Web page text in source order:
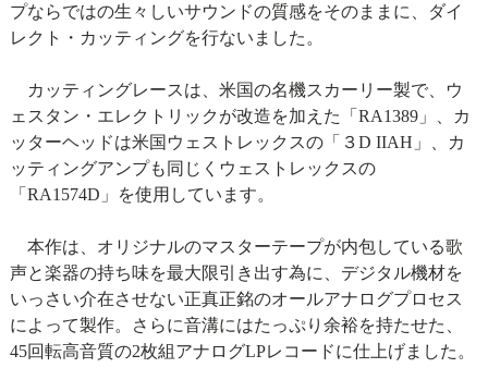
プならではの生々しいサウンドの質感をそのままに、ダイ
レクト・カッティングを行ないました。
カッティングレースは、米国の名機スカーリー製で、ウ
ェスタン・エレクトリックが改造を加えた「RA1389」、カ
ッターヘッドは米国ウェストレックスの「３D IIAH」、カ
ッティングアンプも同じくウェストレックスの
「RA1574D」を使用しています。
本作は、オリジナルのマスターテープが内包している歌
声と楽器の持ち味を最大限引き出す為に、デジタル機材を
いっさい介在させない正真正銘のオールアナログプロセス
によって製作。さらに音溝にはたっぷり余裕を持たせた、
45回転高音質の2枚組アナログLPレコードに仕上げました。